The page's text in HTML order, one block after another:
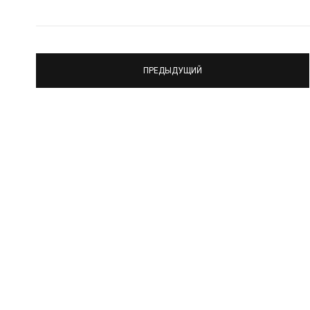
ПРЕДЫДУЩИЙ